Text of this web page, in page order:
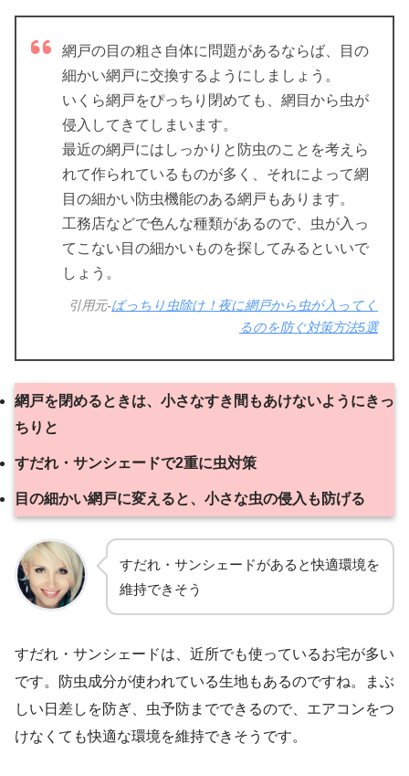
網戸の目の粗さ自体に問題があるならば、目の
細かい網戸に交換するようにしましょう。
いくら網戸をぴっちり閉めても、網目から虫が
侵入してきてしまいます。
最近の網戸にはしっかりと防虫のことを考えら
れて作られているものが多く、それによって網
目の細かい防虫機能のある網戸もあります。
工務店などで色んな種類があるので、虫が入っ
てこない目の細かいものを探してみるといいで
しょう。
引用元-ばっちり虫除け！夜に網戸から虫が入ってく
るのを防ぐ対策方法5選
網戸を閉めるときは、小さなすき間もあけないようにきっ
ちりと
すだれ・サンシェードで2重に虫対策
目の細かい網戸に変えると、小さな虫の侵入も防げる
すだれ・サンシェードがあると快適環境を
維持できそう
すだれ・サンシェードは、近所でも使っているお宅が多い
です。防虫成分が使われている生地もあるのですね。まぶ
しい日差しを防ぎ、虫予防までできるので、エアコンをつ
けなくても快適な環境を維持できそうです。